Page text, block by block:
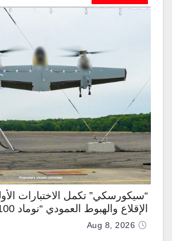
“سيكورسكي” تكمل الاختبارات
الإقلاع والهبوط العمودي “نوماد 100”
Aug 8, 2026